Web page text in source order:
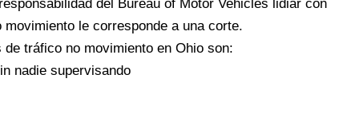
del Bureau of Motor Vehicles lidiar con
le corresponde a una corte.
tráfico no movimiento en Ohio son:
nadie supervisando